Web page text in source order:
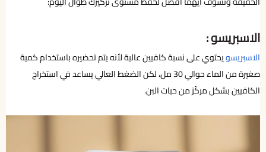
الاسبريسو :
الاسبريسويحتوي على نسبة كافيين عالية لأنه يتم تحضيره باستخدام كمية
صغيرة من الماء حوالي 30 مل، لكن الضغط العالي يساعد في استخراج
الكافيين بشكل مركّز من حبات البن.